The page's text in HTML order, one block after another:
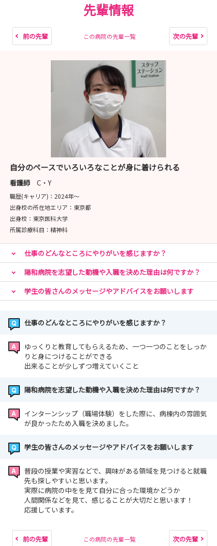
ご不明な点はお気軽にお問合せください。
陽和病院 看護部 砂道大介
先輩情報
前の先輩 この病院の先輩一覧 次の先輩
自分のペースでいろいろなことが身に着けられる
看護師 C・Y
職歴(キャリア)： 2024年〜
出身校の所在地エリア： 東京都
出身校： 東京医科大学
所属診療科目： 精神科
仕事のどんなところにやりがいを感じますか？
陽和病院を志望した動機や入職を決めた理由は何ですか？
学生の皆さんのメッセージやアドバイスをお願いします
仕事のどんなところにやりがいを感じますか？
ゆっくりと教育してもらえるため、一つ一つのことをしっか
りと身につけることができる
出来ることが少しずつ増えていくこと
陽和病院を志望した動機や入職を決めた理由は何ですか？
インターンシップ（職場体験）をした際に、病棟内の雰囲気
が良かったため入職を決めました。
学生の皆さんのメッセージやアドバイスをお願いします
普段の授業や実習などで、興味がある領域を見つけると就職
先も探しやすいと思います。
実際に病院の中をを見て自分に合った環境かどうか
人間関係などを見て、感じることが大切だと思います！
応援しています。
前の先輩 この病院の先輩一覧 次の先輩